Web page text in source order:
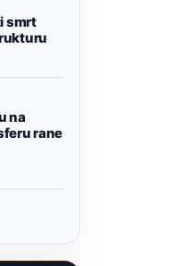
smrt
na
rane